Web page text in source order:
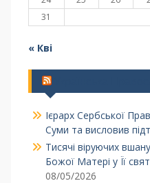
31
« Кві
Ієрарх Сербської
Суми та висловив
Тисячі віруючих
Божої Матері у Її
08/05/2026